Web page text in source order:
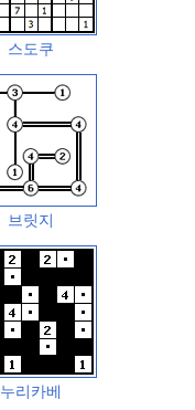
스도쿠
브릿지
누리카베